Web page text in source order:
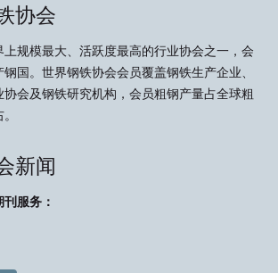
协会
规模最大、活跃度最高的行业协会之一，会
国。世界钢铁协会会员覆盖钢铁生产企业、
会及钢铁研究机构，会员粗钢产量占全球粗
新闻
服务：